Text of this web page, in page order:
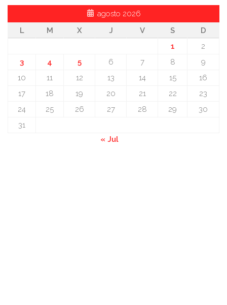
agosto 2026
L
M X J V S
D
1
2
3
4 5 6 7 8
9
10
11 12 13 14 15
16
17
18 19 20 21 22
23
24
25 26 27 28 29
30
31
« Jul